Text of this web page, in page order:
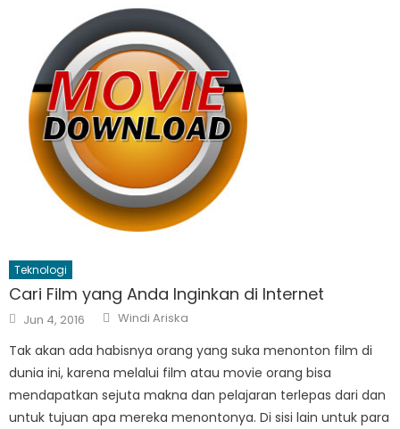
Teknologi
Cari Film yang Anda Inginkan di Internet
Posted
on
Jun 4, 2016 Author
Windi Ariska
Tak akan ada habisnya orang yang suka menonton film di
dunia ini, karena melalui film atau movie orang bisa
mendapatkan sejuta makna dan pelajaran terlepas dari dan
untuk tujuan apa mereka menontonya. Di sisi lain untuk para